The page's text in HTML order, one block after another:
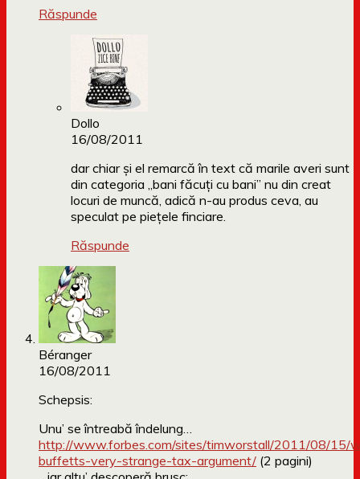
Răspunde
Dollo
16/08/2011
dar chiar și el remarcă în text că marile averi sunt
din categoria „bani făcuți cu bani” nu din creat
locuri de muncă, adică n-au produs ceva, au
speculat pe piețele finciare.
Răspunde
Béranger
16/08/2011
Schepsis:
Unu’ se întreabă îndelung…
http://www.forbes.com/sites/timworstall/2011/08/15/
buffetts-very-strange-tax-argument/ (2 pagini)